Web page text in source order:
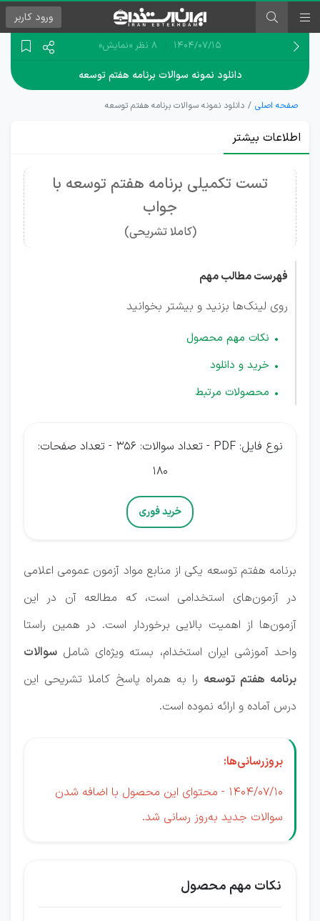
ورود کاربر
۱۴۰۴/۰۷/۱۵ 8 نظر «نمایش»
دانلود نمونه سوالات برنامه هفتم توسعه
صفحه اصلی دانلود نمونه سوالات برنامه هفتم توسعه
اطلاعات بیشتر
تست تکمیلی برنامه هفتم توسعه با
جواب
(کاملا تشریحی)
فهرست مطالب مهم
روی لینک‌ها بزنید و بیشتر بخوانید
نکات مهم محصول
خرید و دانلود
محصولات مرتبط
نوع فایل: PDF - تعداد سوالات: 356 - تعداد صفحات:
180
خرید فوری
برنامه هفتم توسعه یکی از منابع مواد آزمون عمومی اعلامی
در آزمون‌های استخدامی است، که مطالعه آن در این
آزمون‌ها از اهمیت بالایی برخوردار است. در همین راستا
واحد آموزشی ایران استخدام، بسته ویژه‌ای شامل سوالات
برنامه هفتم توسعه را به همراه پاسخ کاملا تشریحی این
درس آماده و ارائه نموده است.
بروزرسانی‌ها:
1404/07/10 - محتوای این محصول با اضافه شدن
سوالات جدید به‌روز رسانی شد.
نکات مهم محصول